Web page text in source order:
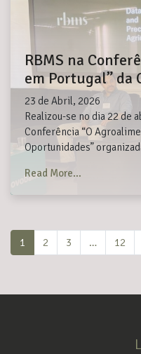
RBMS na
em Portugal” da
23 de Abril, 2026
Realizou-se no dia 22 de
Conferência “O
Oportunidades”
Read More…
Posts
1 2 3 … 12